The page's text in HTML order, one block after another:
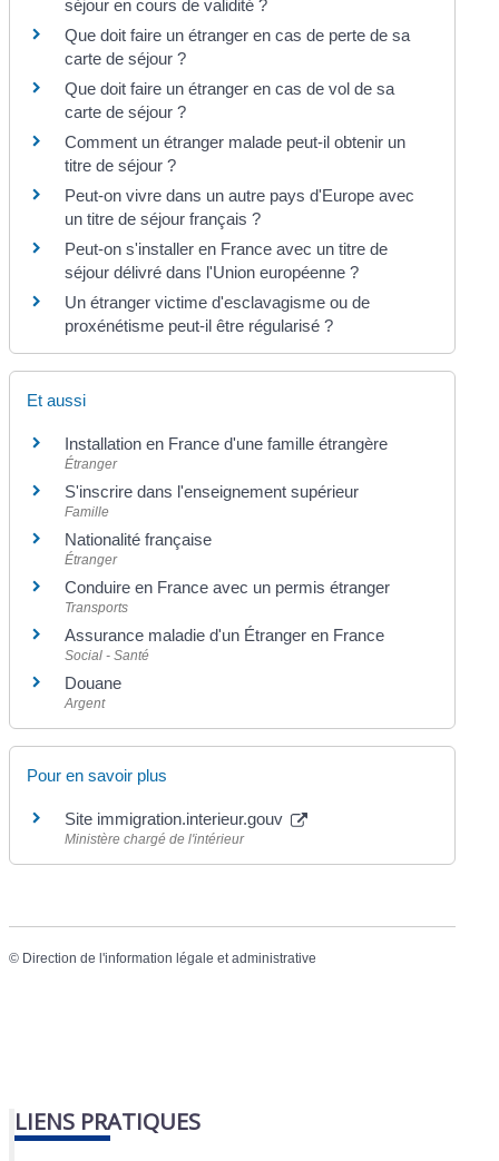
séjour en cours de validité ?
Que doit faire un étranger en cas de perte de sa
carte de séjour ?
Que doit faire un étranger en cas de vol de sa
carte de séjour ?
Comment un étranger malade peut-il obtenir un
titre de séjour ?
Peut-on vivre dans un autre pays d'Europe avec
un titre de séjour français ?
Peut-on s'installer en France avec un titre de
séjour délivré dans l'Union européenne ?
Un étranger victime d'esclavagisme ou de
proxénétisme peut-il être régularisé ?
Et aussi
Installation en France d'une famille étrangère
Étranger
S'inscrire dans l'enseignement supérieur
Famille
Nationalité française
Étranger
Conduire en France avec un permis étranger
Transports
Assurance maladie d'un Étranger en France
Social - Santé
Douane
Argent
Pour en savoir plus
Site immigration.interieur.gouv
Ministère chargé de l'intérieur
© Direction de l'information légale et administrative
LIENS PRATIQUES